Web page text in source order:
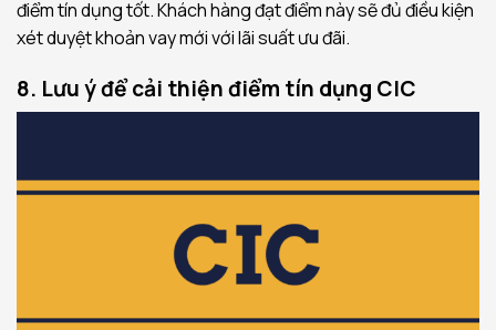
điểm tín dụng tốt. Khách hàng đạt điểm này sẽ đủ điều kiện
xét duyệt khoản vay mới với lãi suất ưu đãi.
8. Lưu ý để cải thiện điểm tín dụng CIC